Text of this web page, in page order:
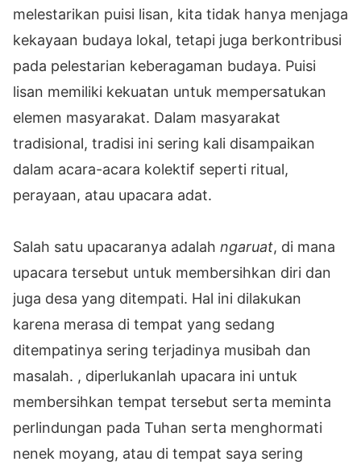
melestarikan puisi lisan, kita tidak hanya menjaga
kekayaan budaya lokal, tetapi juga berkontribusi
pada pelestarian keberagaman budaya. Puisi
lisan memiliki kekuatan untuk mempersatukan
elemen masyarakat. Dalam masyarakat
tradisional, tradisi ini sering kali disampaikan
dalam acara-acara kolektif seperti ritual,
perayaan, atau upacara adat.
Salah satu upacaranya adalah ngaruat, di mana
upacara tersebut untuk membersihkan diri dan
juga desa yang ditempati. Hal ini dilakukan
karena merasa di tempat yang sedang
ditempatinya sering terjadinya musibah dan
masalah. , diperlukanlah upacara ini untuk
membersihkan tempat tersebut serta meminta
perlindungan pada Tuhan serta menghormati
nenek moyang, atau di tempat saya sering